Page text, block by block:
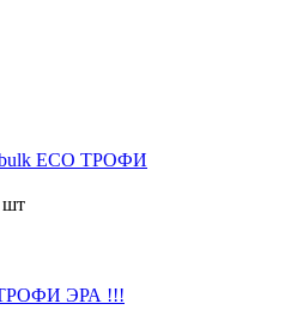
bulk ECO ТРОФИ
шт
ТРОФИ ЭРА !!!